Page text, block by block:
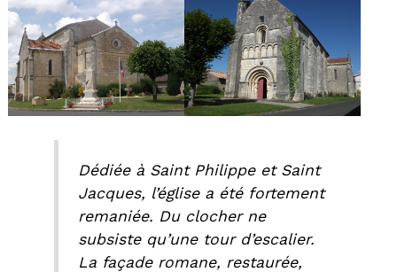
Dédiée à Saint Philippe et Saint
Jacques, l’église a été fortement
remaniée. Du clocher ne
subsiste qu’une tour d’escalier.
La façade romane, restaurée,